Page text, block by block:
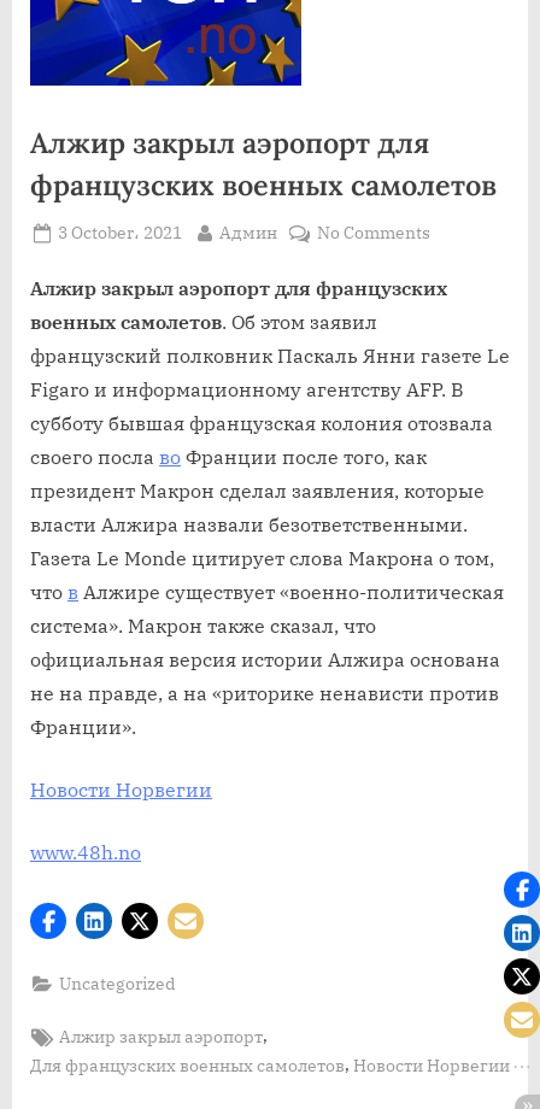
Алжир закрыл аэропорт для
французских военных самолетов
Posted
3 October، 2021 By
Админ No Commentson
закрыл
французских
военных
самолетов
Алжир закрыл аэропорт для французских
военных самолетов. Об этом заявил
французский полковник Паскаль Янни газете Le
Figaro и информационному агентству AFP. В
субботу бывшая французская колония отозвала
своего посла во Франции после того, как
президент Макрон сделал заявления, которые
власти Алжира назвали безответственными.
Газета Le Monde цитирует слова Макрона о том,
что в Алжире существует «военно-политическая
система». Макрон также сказал, что
официальная версия истории Алжира основана
не на правде, а на «риторике ненависти против
Франции».
Новости Норвегии
www.48h.no
Uncategorized
Tags:
Алжир закрыл аэропорт,
Для французских военных самолетов, Новости Норвегии